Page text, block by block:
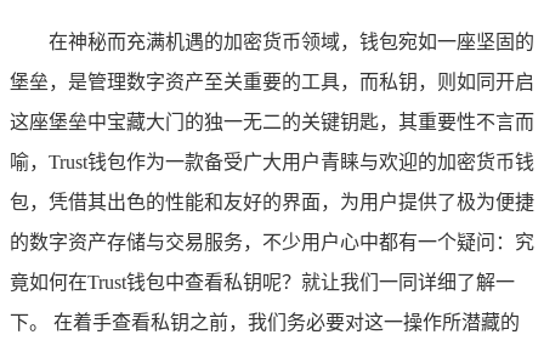
在神秘而充满机遇的加密货币领域，钱包宛如一座坚固的
堡垒，是管理数字资产至关重要的工具，而私钥，则如同开启
这座堡垒中宝藏大门的独一无二的关键钥匙，其重要性不言而
喻，Trust钱包作为一款备受广大用户青睐与欢迎的加密货币钱
包，凭借其出色的性能和友好的界面，为用户提供了极为便捷
的数字资产存储与交易服务，不少用户心中都有一个疑问：究
竟如何在Trust钱包中查看私钥呢？就让我们一同详细了解一
下。 在着手查看私钥之前，我们务必要对这一操作所潜藏的